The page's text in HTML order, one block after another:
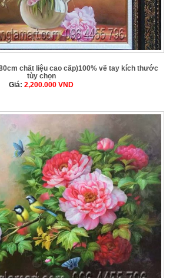
chất liệu cao cấp)100% vẽ tay kích thước
tùy chọn
Giá: 2,200.000 VND